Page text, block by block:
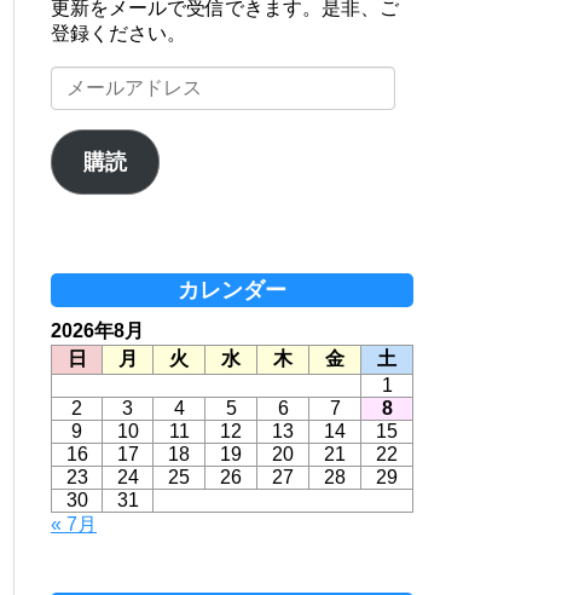
更新をメールで受信できます。是非、ご
登録ください。
メ
ー
ア
ド
購読
カレンダー
2026年8月
日
月 火 水 木 金
土
1
2
3 4 5 6 7
8
9
10 11 12 13 14
15
16
17 18 19 20 21
22
23
24 25 26 27 28
29
30
31
« 7月